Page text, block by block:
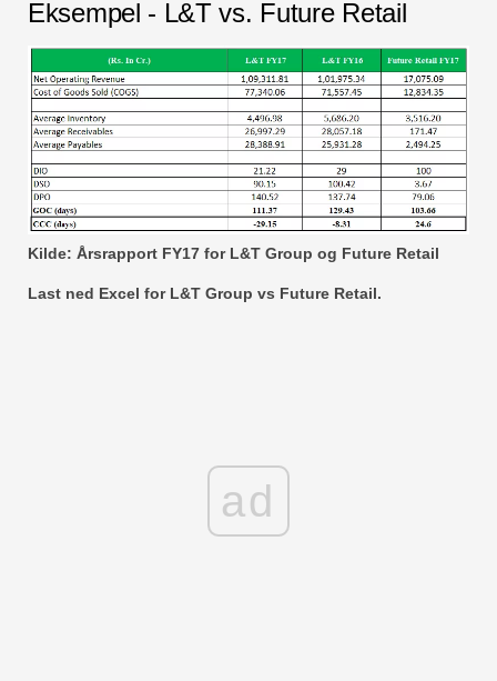
Eksempel - L&T vs. Future Retail
Kilde: Årsrapport FY17 for L&T Group og Future Retail
Last ned Excel for L&T Group vs Future Retail.
ad